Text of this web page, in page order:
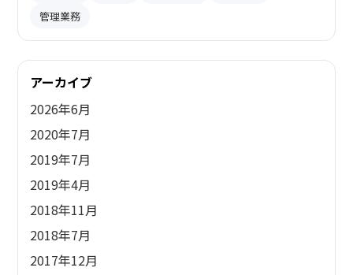
管理業務
アーカイブ
2026年6月
2020年7月
2019年7月
2019年4月
2018年11月
2018年7月
2017年12月